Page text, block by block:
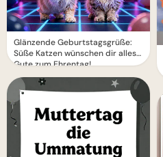
Glänzende Geburtstagsgrüße:
Süße Katzen wünschen dir alles
Gute zum Ehrentag!